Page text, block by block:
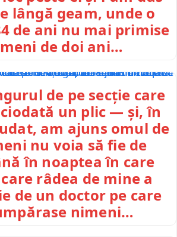
lângă geam, unde o
de ani nu mai primise
de doi ani…
de pe secție care
un plic — și, în
am ajuns omul de
nu voia să fie de
în noaptea în care
râdea de mine a
de un doctor pe care
nimeni…